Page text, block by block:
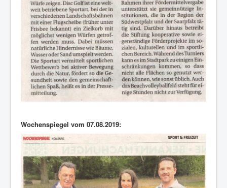
Wochenspiegel vom 07.08.2019: